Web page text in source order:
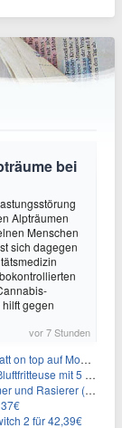
bei
Alpträumen
Menschen
sich dagegen
gegen
vor 7 Stunden
und Sport-Artikel
5 Litern für 64,99€
(All in One) für 16€
2 für 42,39€